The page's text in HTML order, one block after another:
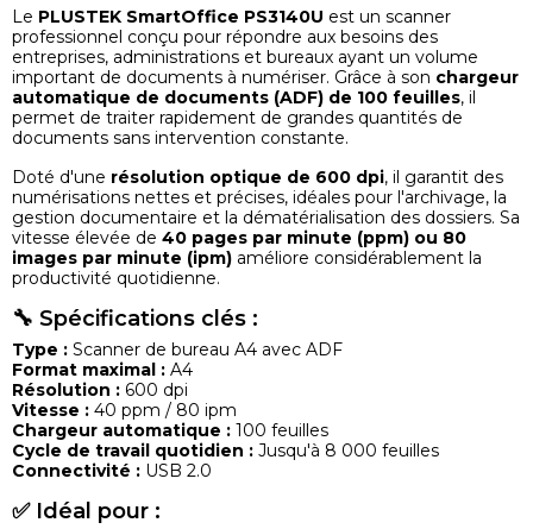
Le PLUSTEK SmartOffice PS3140U est un scanner
professionnel conçu pour répondre aux besoins des
entreprises, administrations et bureaux ayant un volume
important de documents à numériser. Grâce à son chargeur
automatique de documents (ADF) de 100 feuilles, il
permet de traiter rapidement de grandes quantités de
documents sans intervention constante.
Doté d'une résolution optique de 600 dpi, il garantit des
numérisations nettes et précises, idéales pour l'archivage, la
gestion documentaire et la dématérialisation des dossiers. Sa
vitesse élevée de 40 pages par minute (ppm) ou 80
images par minute (ipm) améliore considérablement la
productivité quotidienne.
🔧 Spécifications clés :
Type : Scanner de bureau A4 avec ADF
Format maximal : A4
Résolution : 600 dpi
Vitesse : 40 ppm / 80 ipm
Chargeur automatique : 100 feuilles
Cycle de travail quotidien : Jusqu'à 8 000 feuilles
Connectivité : USB 2.0
✅ Idéal pour :